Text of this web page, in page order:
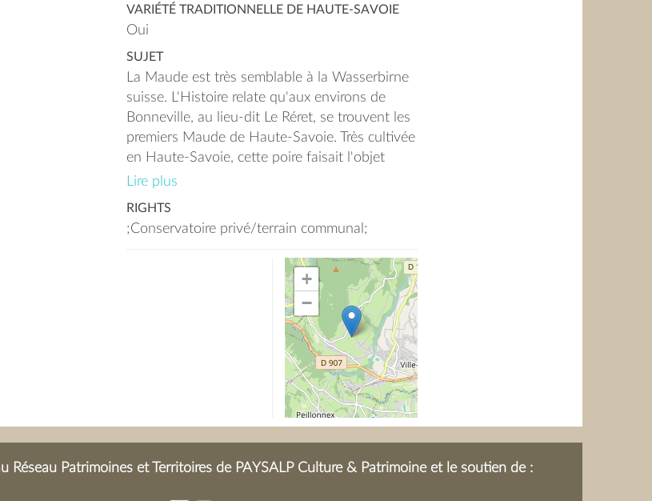
VARIÉTÉ TRADITIONNELLE DE HAUTE-SAVOIE
Oui
SUJET
La Maude est très semblable à la Wasserbirne
suisse. L'Histoire relate qu'aux environs de
Bonneville, au lieu-dit Le Réret, se trouvent les
premiers Maude de Haute-Savoie. Très cultivée
en Haute-Savoie, cette poire faisait l'objet
d'une utilisation importante dans les
Lire plus
RIGHTS
;Conservatoire privé/terrain communal;
+
−
Patrimoines et Territoires de PAYSALP Culture & Patrimoine et le soutien de :